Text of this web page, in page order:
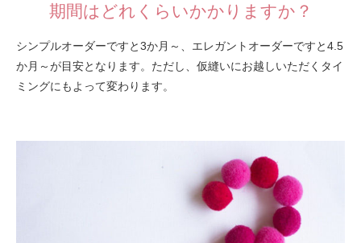
期間はどれくらいかかりますか？
シンプルオーダーですと3か月～、エレガントオーダーですと4.5
か月～が目安となります。ただし、仮縫いにお越しいただくタイ
ミングにもよって変わります。